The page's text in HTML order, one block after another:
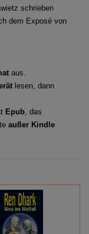
schrieben
dem Exposé von
aus.
lesen, dann
Epub, das
außer Kindle